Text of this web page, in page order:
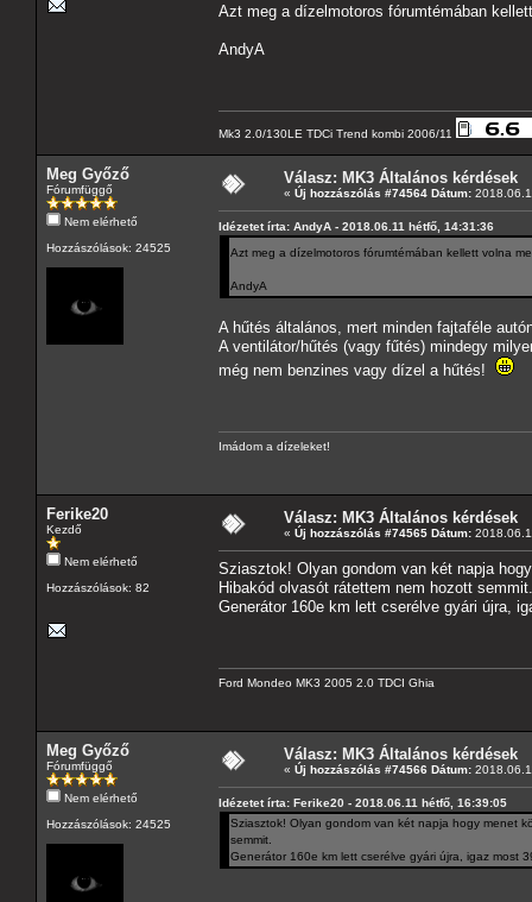
Azt meg a dízelmotoros fórumtémában
AndyA
Mk3 2.0/130LE TDCi Trend kombi 2006/11
Meg Győző
Fórumfüggő
Nem elérhető
Hozzászólások: 24525
Válasz: MK3 Általános kérdések
« Új hozzászólás #74564 Dátum:
Idézetet írta: AndyA - 2018.06.11 hétfő, 14:31:36
Azt meg a dízelmotoros fórumtémában kellett volna
AndyA
A hűtés általános, mert minden fajtaféle
A ventilátor/hűtés (vagy fűtés) mindegy
még nem benzines vagy dízel a hűtés!
Imádom a dízeleket!
Ferike20
Kezdő
Nem elérhető
Hozzászólások: 82
Válasz: MK3 Általános kérdések
« Új hozzászólás #74565 Dátum:
Sziasztok! Olyan gondom van két napja
Hibakód olvasót rátettem nem hozott semmit.
Generátor 160e km lett cserélve gyári újra,
Ford Mondeo MK3 2005 2.0 TDCI Ghia
Meg Győző
Fórumfüggő
Nem elérhető
Hozzászólások: 24525
Válasz: MK3 Általános kérdések
« Új hozzászólás #74566 Dátum:
Idézetet írta: Ferike20 - 2018.06.11 hétfő, 16:39:05
Sziasztok! Olyan gondom van két napja hogy menet
semmit.
Generátor 160e km lett cserélve gyári újra, igaz most